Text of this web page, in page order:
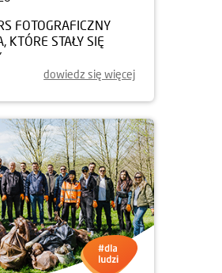
FOTOGRAFICZNY
KTÓRE STAŁY SIĘ
dowiedz się więcej